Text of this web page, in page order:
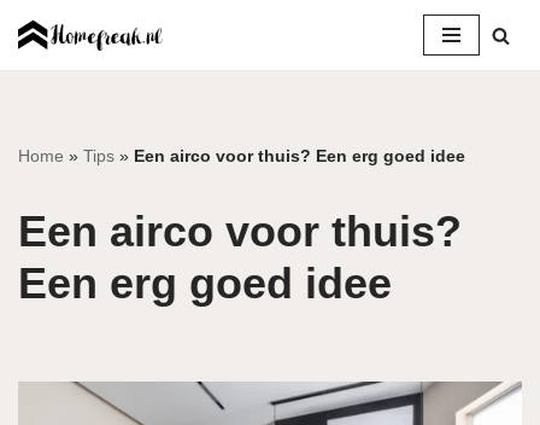
inhoud
Home » Tips » Een airco voor thuis? Een erg goed idee
Een airco voor thuis?
Een erg goed idee